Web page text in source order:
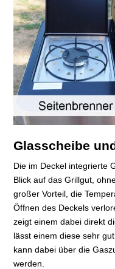
Glasscheibe
Die im Deckel integrierte
Blick auf das Grillgut,
großer Vorteil, die
Öffnen des Deckels
zeigt einem dabei direkt
lässt einem diese sehr
kann dabei über die
werden.